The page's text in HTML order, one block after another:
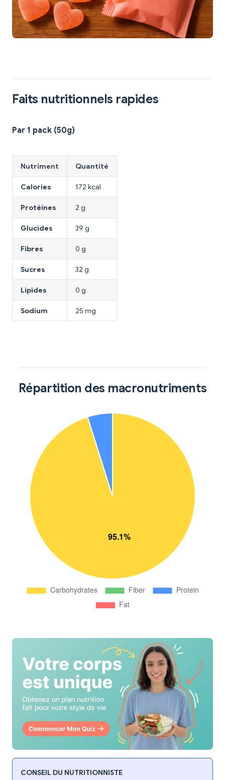
Faits nutritionnels rapides
Par 1 pack (50g)
Nutriment Quantité
Calories 172 kcal
Protéines 2 g
Glucides 39 g
Fibres 0 g
Sucres 32 g
Lipides 0 g
Sodium 25 mg
Répartition des macronutriments
CONSEIL DU NUTRITIONNISTE